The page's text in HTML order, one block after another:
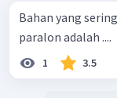
Jadi, 5 contoh
terkandung
adalah
Bahan yang
paralon adalah ....
1 3.5